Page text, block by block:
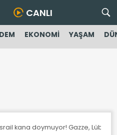
CANLI
EKONOMİ YAŞAM
kana doymuyor! Gazze,